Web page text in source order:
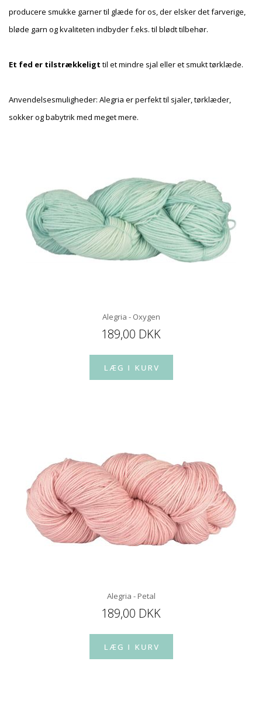
producere smukke garner til glæde for os, der elsker det farverige,
bløde garn og kvaliteten indbyder f.eks. til blødt tilbehør.
Et fed er tilstrækkeligt til et mindre sjal eller et smukt tørklæde.
Anvendelsesmuligheder: Alegria er perfekt til sjaler, tørklæder,
sokker og babytrik med meget mere.
Alegria - Oxygen
189,00 DKK
Alegria - Petal
189,00 DKK